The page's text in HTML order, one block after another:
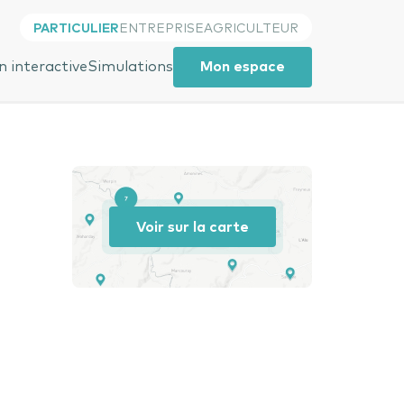
PARTICULIER ENTREPRISEAGRICULTEUR
interactiveSimulations Mon espace
Voir sur la carte